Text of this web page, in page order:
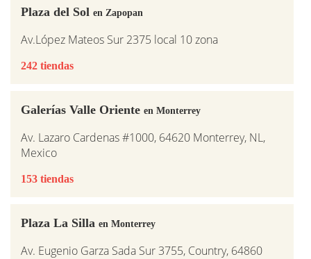
Plaza del Sol en Zapopan
Av.López Mateos Sur 2375 local 10 zona
242 tiendas
Galerías Valle Oriente en Monterrey
Av. Lazaro Cardenas #1000, 64620 Monterrey, NL,
Mexico
153 tiendas
Plaza La Silla en Monterrey
Av. Eugenio Garza Sada Sur 3755, Country, 64860